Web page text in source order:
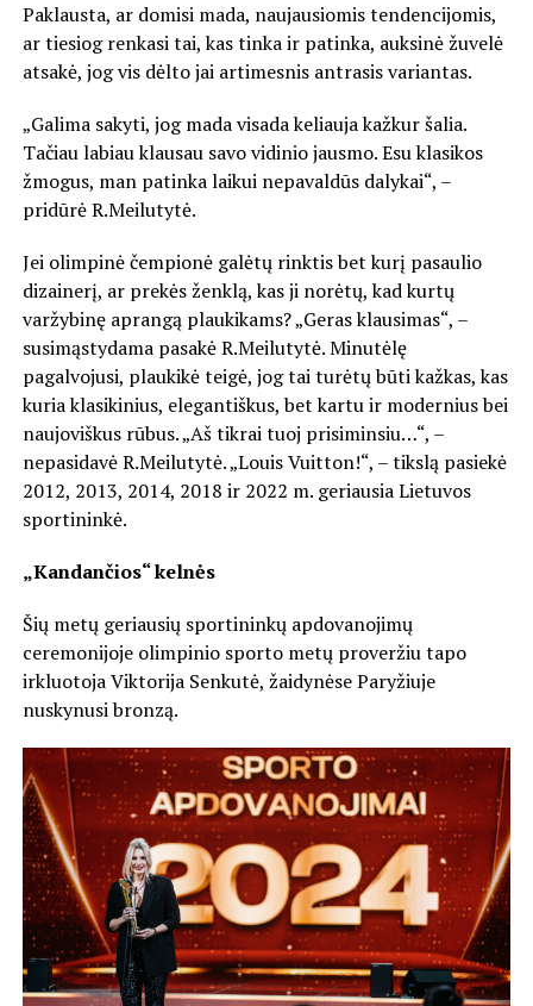
Paklausta, ar domisi mada, naujausiomis tendencijomis,
ar tiesiog renkasi tai, kas tinka ir patinka, auksinė žuvelė
atsakė, jog vis dėlto jai artimesnis antrasis variantas.
„Galima sakyti, jog mada visada keliauja kažkur šalia.
Tačiau labiau klausau savo vidinio jausmo. Esu klasikos
žmogus, man patinka laikui nepavaldūs dalykai“, –
pridūrė R.Meilutytė.
Jei olimpinė čempionė galėtų rinktis bet kurį pasaulio
dizainerį, ar prekės ženklą, kas ji norėtų, kad kurtų
varžybinę aprangą plaukikams? „Geras klausimas“, –
susimąstydama pasakė R.Meilutytė. Minutėlę
pagalvojusi, plaukikė teigė, jog tai turėtų būti kažkas, kas
kuria klasikinius, elegantiškus, bet kartu ir modernius bei
naujoviškus rūbus. „Aš tikrai tuoj prisiminsiu…“, –
nepasidavė R.Meilutytė. „Louis Vuitton!“, – tikslą pasiekė
2012, 2013, 2014, 2018 ir 2022 m. geriausia Lietuvos
sportininkė.
„Kandančios“ kelnės
Šių metų geriausių sportininkų apdovanojimų
ceremonijoje olimpinio sporto metų proveržiu tapo
irkluotoja Viktorija Senkutė, žaidynėse Paryžiuje
nuskynusi bronzą.